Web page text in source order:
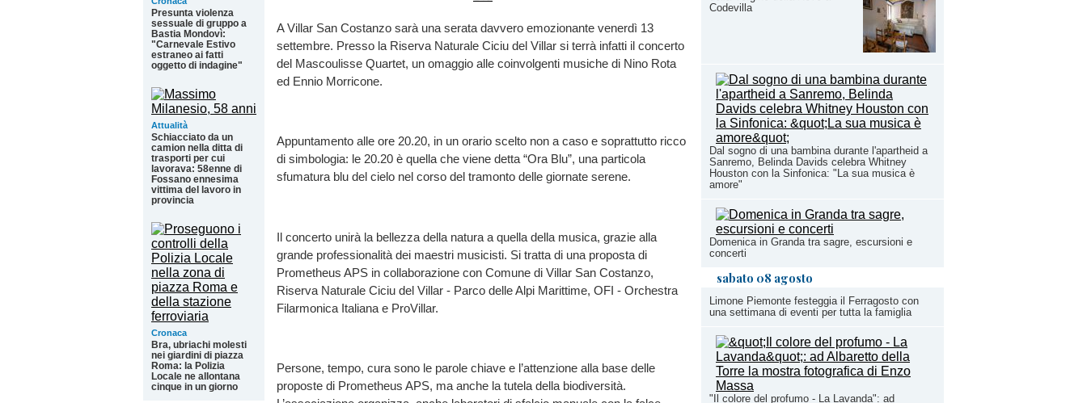
Codevilla
Dal sogno di una bambina durante l'apartheid a
Sanremo, Belinda Davids celebra Whitney
Houston con la Sinfonica: "La sua musica è
amore"
Domenica in Granda tra sagre, escursioni e
concerti
sabato 08 agosto
Limone Piemonte festeggia il Ferragosto con
una settimana di eventi per tutta la famiglia
"Il colore del profumo - La Lavanda": ad
Presunta violenza
sessuale di gruppo a
Bastia Mondovì:
"Carnevale Estivo
estraneo ai fatti
oggetto di indagine"
Attualità
Schiacciato da un
camion nella ditta di
trasporti per cui
lavorava: 58enne di
Fossano ennesima
vittima del lavoro in
provincia
Cronaca
Bra, ubriachi molesti
nei giardini di piazza
Roma: la Polizia
Locale ne allontana
cinque in un giorno
A Villar San Costanzo sarà una serata davvero emozionante venerdì 13
settembre. Presso la Riserva Naturale Ciciu del Villar si terrà infatti il concerto
del Mascoulisse Quartet, un omaggio alle coinvolgenti musiche di Nino Rota
ed Ennio Morricone.
Appuntamento alle ore 20.20, in un orario scelto non a caso e soprattutto ricco
di simbologia: le 20.20 è quella che viene detta “Ora Blu”, una particola
sfumatura blu del cielo nel corso del tramonto delle giornate serene.
Il concerto unirà la bellezza della natura a quella della musica, grazie alla
grande professionalità dei maestri musicisti. Si tratta di una proposta di
Prometheus APS in collaborazione con Comune di Villar San Costanzo,
Riserva Naturale Ciciu del Villar - Parco delle Alpi Marittime, OFI - Orchestra
Filarmonica Italiana e ProVillar.
Persone, tempo, cura sono le parole chiave e l’attenzione alla base delle
proposte di Prometheus APS, ma anche la tutela della biodiversità.